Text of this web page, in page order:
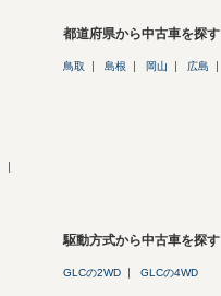
都道府県から中古車を探す
鳥取 島根 岡山 広島
駆動方式から中古車を探す
GLCの2WD GLCの4WD